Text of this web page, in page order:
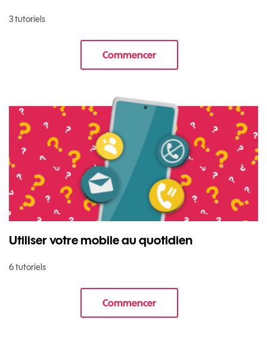
3 tutoriels
Commencerle tuto pour Utiliser le wifi sur
Utiliser votre mobile au quotidien
6 tutoriels
Commencerle tuto pour Utiliser votre